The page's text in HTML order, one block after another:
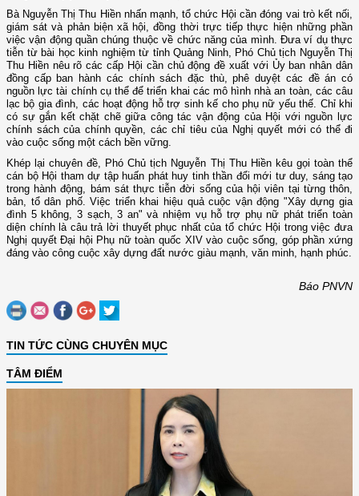
Bà Nguyễn Thị Thu Hiền nhấn mạnh, tổ chức Hội cần đóng vai trò kết nối,
giám sát và phản biện xã hội, đồng thời trực tiếp thực hiện những phần
việc vận động quần chúng thuộc về chức năng của mình. Đưa ví dụ thực
tiễn từ bài học kinh nghiệm từ tỉnh Quảng Ninh, Phó Chủ tịch Nguyễn Thị
Thu Hiền nêu rõ các cấp Hội cần chủ động đề xuất với Ủy ban nhân dân
đồng cấp ban hành các chính sách đặc thù, phê duyệt các đề án có
nguồn lực tài chính cụ thể để triển khai các mô hình nhà an toàn, các câu
lạc bộ gia đình, các hoạt động hỗ trợ sinh kế cho phụ nữ yếu thế. Chỉ khi
có sự gắn kết chặt chẽ giữa công tác vận động của Hội với nguồn lực
chính sách của chính quyền, các chỉ tiêu của Nghị quyết mới có thể đi
vào cuộc sống một cách bền vững.
Khép lại chuyên đề, Phó Chủ tịch Nguyễn Thị Thu Hiền kêu gọi toàn thể
cán bộ Hội tham dự tập huấn phát huy tinh thần đổi mới tư duy, sáng tạo
trong hành động, bám sát thực tiễn đời sống của hội viên tại từng thôn,
bản, tổ dân phố. Việc triển khai hiệu quả cuộc vận động "Xây dựng gia
đình 5 không, 3 sạch, 3 an" và nhiệm vụ hỗ trợ phụ nữ phát triển toàn
diện chính là câu trả lời thuyết phục nhất của tổ chức Hội trong việc đưa
Nghị quyết Đại hội Phụ nữ toàn quốc XIV vào cuộc sống, góp phần xứng
đáng vào công cuộc xây dựng đất nước giàu mạnh, văn minh, hạnh phúc.
Báo PNVN
TIN TỨC CÙNG CHUYÊN MỤC
TÂM ĐIỂM